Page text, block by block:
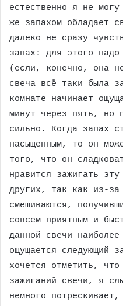
естественно я не
же запахом обладает
далеко не сразу
запах: для этого
(если, конечно, она
свеча всё таки была
комнате начинает
минут через пять, но
сильно. Когда запах
насыщенным, то он
того, что он
нравится зажигать
других, так как из-за
смешиваются,
совсем приятным и
данной свечи
ощущается следующий
хочется отметить,
зажиганий свечи, я
немного